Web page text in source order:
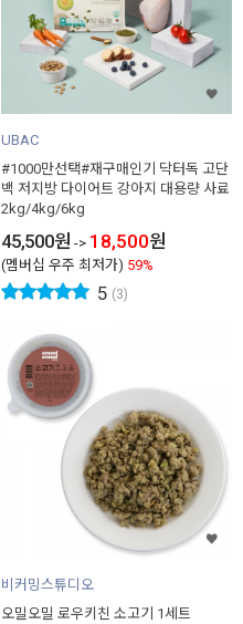
UBAC
#1000만선택#재구매인기 닥터독 고단
백 저지방 다이어트 강아지 대용량 사료
2kg/4kg/6kg
45,500원 -> 18,500원
(멤버십 우주 최저가) 59%
5 (3)
비커밍스튜디오
오밀오밀 로우키친 소고기 1세트